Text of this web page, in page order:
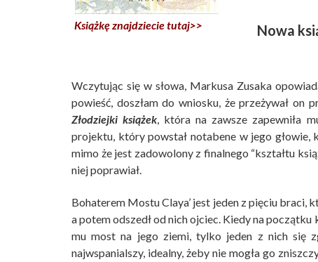
Książkę znajdziecie tutaj>>
Nowa
Wczytując się w słowa, Markusa Zusaka
powieść, doszłam do wniosku, że przeżywał on
Złodziejki książek, która na zawsze zapewniła
projektu, który powstał notabene w jego głowie,
mimo że jest zadowolony z finalnego “kształtu
niej poprawiał.
Bohaterem Mostu Claya’ jest jeden z pięciu braci,
a potem odszedł od nich ojciec. Kiedy na
mu most na jego ziemi, tylko jeden z nich się
najwspanialszy, idealny, żeby nie mogła go